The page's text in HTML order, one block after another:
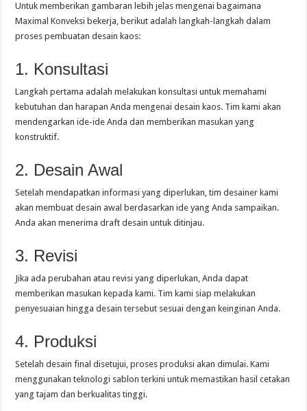
Untuk memberikan gambaran lebih jelas mengenai bagaimana
Maximal Konveksi bekerja, berikut adalah langkah-langkah dalam
proses pembuatan desain kaos:
1. Konsultasi
Langkah pertama adalah melakukan konsultasi untuk memahami
kebutuhan dan harapan Anda mengenai desain kaos. Tim kami akan
mendengarkan ide-ide Anda dan memberikan masukan yang
konstruktif.
2. Desain Awal
Setelah mendapatkan informasi yang diperlukan, tim desainer kami
akan membuat desain awal berdasarkan ide yang Anda sampaikan.
Anda akan menerima draft desain untuk ditinjau.
3. Revisi
Jika ada perubahan atau revisi yang diperlukan, Anda dapat
memberikan masukan kepada kami. Tim kami siap melakukan
penyesuaian hingga desain tersebut sesuai dengan keinginan Anda.
4. Produksi
Setelah desain final disetujui, proses produksi akan dimulai. Kami
menggunakan teknologi sablon terkini untuk memastikan hasil cetakan
yang tajam dan berkualitas tinggi.